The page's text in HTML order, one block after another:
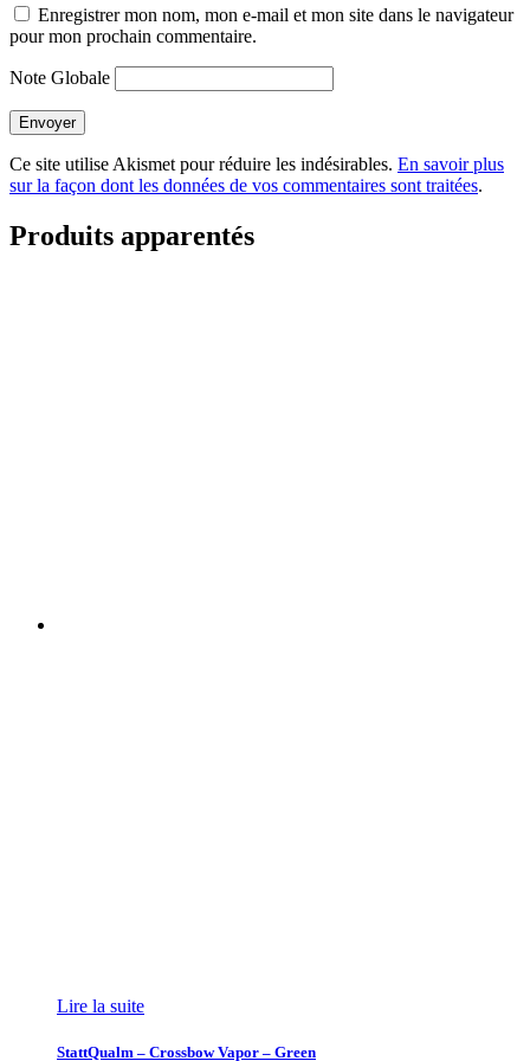
Enregistrer mon nom, mon e-mail et mon site dans le navigateur
pour mon prochain commentaire.
Note Globale
Envoyer
Ce site utilise Akismet pour réduire les indésirables. En savoir plus
sur la façon dont les données de vos commentaires sont traitées.
Produits apparentés
Lire la suite
StattQualm – Crossbow Vapor – Green